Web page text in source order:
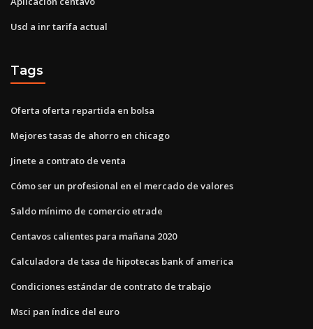
Usd a inr tarifa actual
Tags
Oferta oferta repartida en bolsa
Mejores tasas de ahorro en chicago
Jinete a contrato de venta
Cómo ser un profesional en el mercado de valores
Saldo mínimo de comercio etrade
Centavos calientes para mañana 2020
Calculadora de tasa de hipotecas bank of america
Condiciones estándar de contrato de trabajo
Msci pan índice del euro